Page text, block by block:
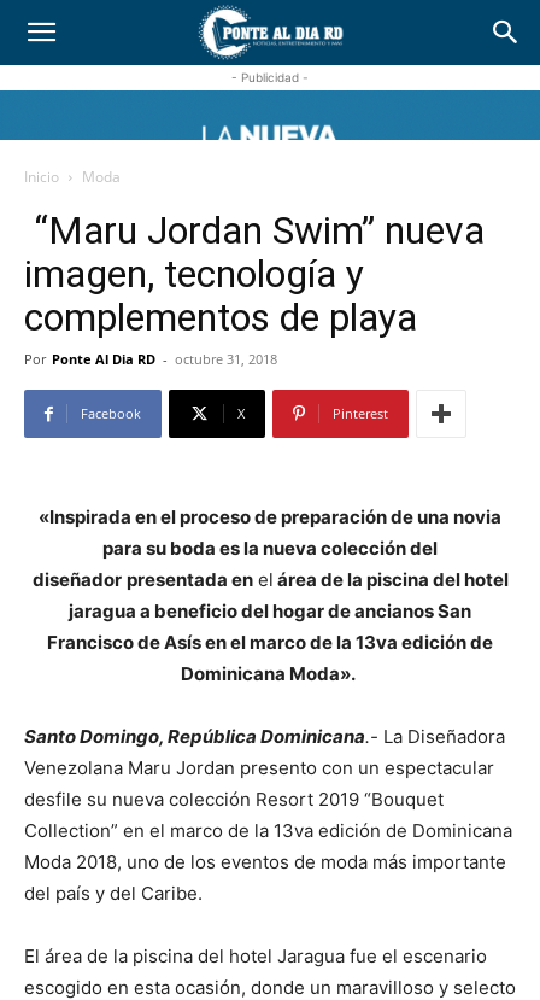
- Publicidad -
Inicio Moda
“Maru Jordan Swim” nueva
imagen, tecnología y
complementos de playa
Por Ponte Al Dia RD - octubre 31, 2018
Facebook X Pinterest
«Inspirada en el proceso de preparación de una novia
para su boda es la nueva colección del
diseñador presentada enel área de la piscina del hotel
jaragua a beneficio del hogar de ancianos San
Francisco de Asís en el marco de la 13va edición de
Dominicana Moda».
Santo Domingo, República Dominicana.- La Diseñadora
Venezolana Maru Jordan presento con un espectacular
desfile su nueva colección Resort 2019 “Bouquet
Collection” en el marco de la 13va edición de Dominicana
Moda 2018, uno de los eventos de moda más importante
del país y del Caribe.
El área de la piscina del hotel Jaragua fue el escenario
escogido en esta ocasión, donde un maravilloso y selecto